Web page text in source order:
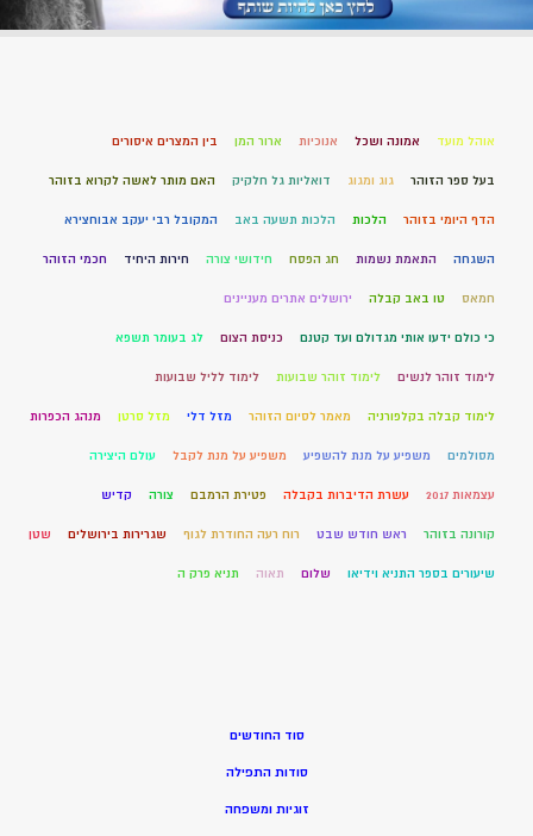
אוהל מועד אמונה ושכל אנוכיות ארור המן בין המצרים איסורים
בעל ספר הזוהר גוג ומגוג דואליות גל חלקיק האם מותר לאשה לקרוא בזוהר
הדף היומי בזוהר הלכות הלכות תשעה באב המקובל רבי יעקב אבוחצירא
השגחה התאמת נשמות חג הפסח חידושי צורה חירות היחיד חכמי הזוהר
חמאס טו באב קבלה ירושלים אתרים מעניינים
כי כולם ידעו אותי מגדולם ועד קטנם כניסת הצום לג בעומר תשפא
לימוד זוהר לנשים לימוד זוהר שבועות לימוד לליל שבועות
לימוד קבלה בקלפורניה מאמר לסיום הזוהר מזל דלי מזל סרטן מנהג הכפרות
מסולמים משפיע על מנת להשפיע משפיע על מנת לקבל עולם היצירה
עצמאות 2017 עשרת הדיברות בקבלה פטירת הרמבם צורה קדיש
קורונה בזוהר ראש חודש שבט רוח רעה החודרת לגוף שגרירות בירושלים שטן
שיעורים בספר התניא וידיאו שלום תאוה תניא פרק ה
סוד החודשים
סודות התפילה
זוגיות ומשפחה